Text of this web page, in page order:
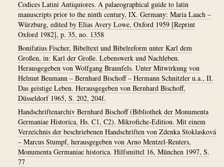
Codices Latini Antiquiores. A palaeographical guide to latin
manuscripts prior to the ninth century, IX. Germany: Maria Laach –
Würzburg, edited by Elias Avery Lowe, Oxford 1959 [Reprint
Oxford 1982], p. 35, no. 1358
Bonifatius Fischer, Bibeltext und Bibelreform unter Karl dem
Großen, in: Karl der Große. Lebenswerk und Nachleben.
Herausgegeben von Wolfgang Braunfels. Unter Mitwirkung von
Helmut Beumann – Bernhard Bischoff – Hermann Schnitzler u.a., II.
Das geistige Leben. Herausgegeben von Bernhard Bischoff,
Düsseldorf 1965, S. 202, 204f.
Handschriftenarchiv Bernhard Bischoff (Bibliothek der Monumenta
Germaniae Historica, Hs. C1, C2). Mikrofiche-Edition. Mit einem
Verzeichnis der beschriebenen Handschriften von Zdenka Stoklasková
– Marcus Stumpf, herausgegeben von Arno Mentzel-Reuters,
Monumenta Germaniae historica. Hilfsmittel 16, München 1997, S.
77